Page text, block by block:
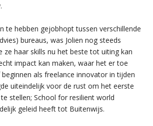
te hebben gejobhopt tussen verschillende
bureaus, was Jolien nog steeds
ze haar skills nu het beste tot uiting kan
impact kan maken, waar het er toe
als freelance innovator in tijden
uiteindelijk voor de rust om het eerste
stellen; School for resilient world
geleid heeft tot Buitenwijs.